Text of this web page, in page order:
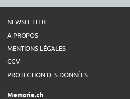
NEWSLETTER
A PROPOS
MENTIONS LÉGALES
CGV
PROTECTION DES DONNÉES
Memorie.ch